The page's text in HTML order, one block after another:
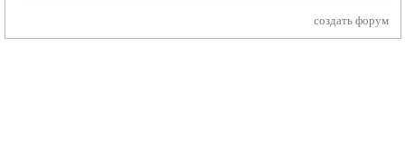
создать форум